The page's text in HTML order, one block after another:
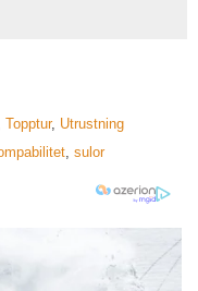
Topptur, Utrustning
sulor